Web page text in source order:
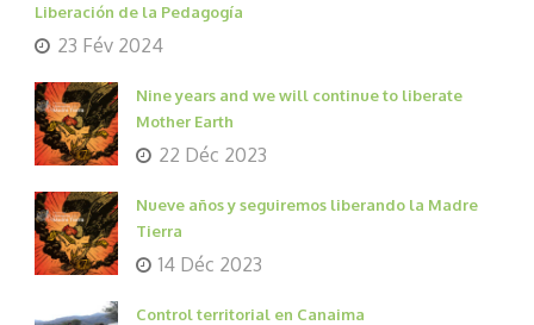
Liberación de la Pedagogía
23 Fév 2024
Nine years and we will continue to liberate
Mother Earth
22 Déc 2023
Nueve años y seguiremos liberando la Madre
Tierra
14 Déc 2023
Control territorial en Canaima